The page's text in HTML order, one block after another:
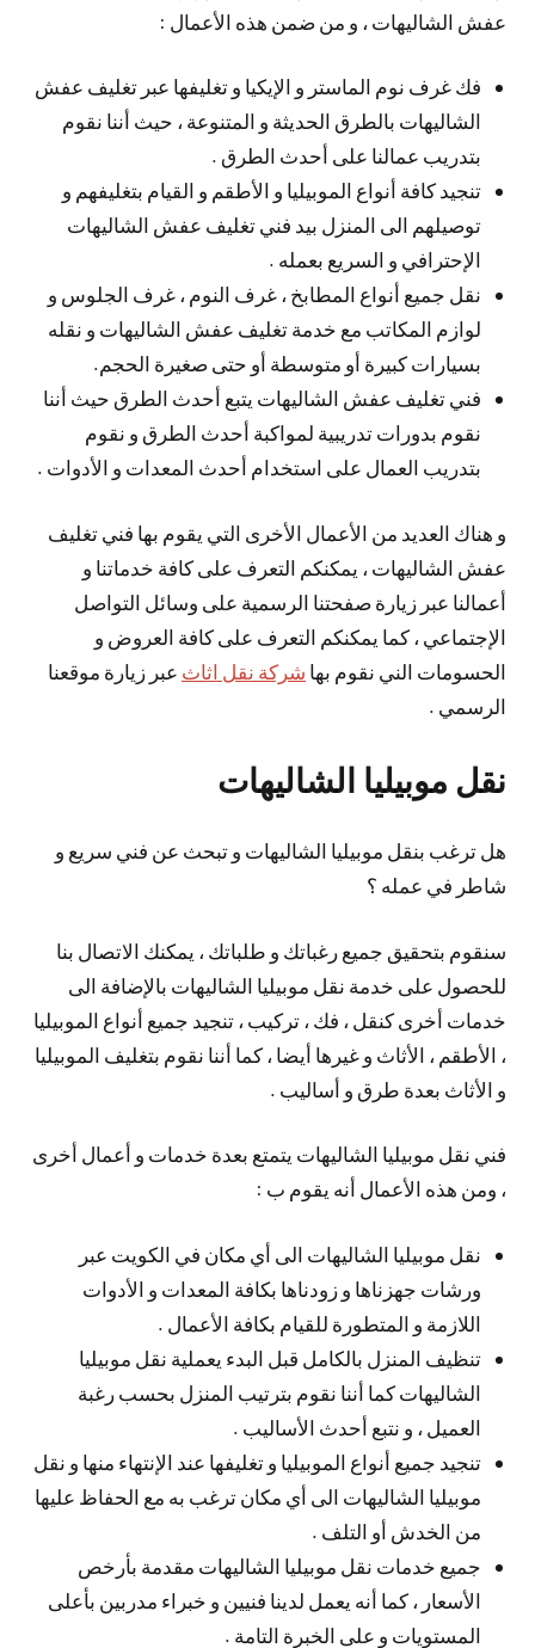
عفش الشاليهات ، و من ضمن هذه الأعمال :
فك غرف نوم الماستر و الإيكيا و تغليفها عبر تغليف عفش
الشاليهات بالطرق الحديثة و المتنوعة ، حيث أننا نقوم
بتدريب عمالنا على أحدث الطرق .
تنجيد كافة أنواع الموبيليا و الأطقم و القيام بتغليفهم و
توصيلهم الى المنزل بيد فني تغليف عفش الشاليهات
الإحترافي و السريع بعمله .
نقل جميع أنواع المطابخ ، غرف النوم ، غرف الجلوس و
لوازم المكاتب مع خدمة تغليف عفش الشاليهات و نقله
بسيارات كبيرة أو متوسطة أو حتى صغيرة الحجم.
فني تغليف عفش الشاليهات يتبع أحدث الطرق حيث أننا
نقوم بدورات تدريبية لمواكبة أحدث الطرق و نقوم
بتدريب العمال على استخدام أحدث المعدات و الأدوات .
و هناك العديد من الأعمال الأخرى التي يقوم بها فني تغليف
عفش الشاليهات ، يمكنكم التعرف على كافة خدماتنا و
أعمالنا عبر زيارة صفحتنا الرسمية على وسائل التواصل
الإجتماعي ، كما يمكنكم التعرف على كافة العروض و
الحسومات الني نقوم بها شركة نقل اثاث عبر زيارة موقعنا
الرسمي .
نقل موبيليا الشاليهات
هل ترغب بنقل موبيليا الشاليهات و تبحث عن فني سريع و
شاطر في عمله ؟
سنقوم بتحقيق جميع رغباتك و طلباتك ، يمكنك الاتصال بنا
للحصول على خدمة نقل موبيليا الشاليهات بالإضافة الى
خدمات أخرى كنقل ، فك ، تركيب ، تنجيد جميع أنواع الموبيليا
، الأطقم ، الأثاث و غيرها أيضا ، كما أننا نقوم بتغليف الموبيليا
و الأثاث بعدة طرق و أساليب .
فني نقل موبيليا الشاليهات يتمتع بعدة خدمات و أعمال أخرى
، ومن هذه الأعمال أنه يقوم ب :
نقل موبيليا الشاليهات الى أي مكان في الكويت عبر
ورشات جهزناها و زودناها بكافة المعدات و الأدوات
اللازمة و المتطورة للقيام بكافة الأعمال .
تنظيف المنزل بالكامل قبل البدء يعملية نقل موبيليا
الشاليهات كما أننا نقوم بترتيب المنزل بحسب رغبة
العميل ، و نتبع أحدث الأساليب .
تنجيد جميع أنواع الموبيليا و تغليفها عند الإنتهاء منها و نقل
موبيليا الشاليهات الى أي مكان ترغب به مع الحفاظ عليها
من الخدش أو التلف .
جميع خدمات نقل موبيليا الشاليهات مقدمة بأرخص
الأسعار ، كما أنه يعمل لدينا فنيين و خبراء مدربين بأعلى
المستويات و على الخبرة التامة .